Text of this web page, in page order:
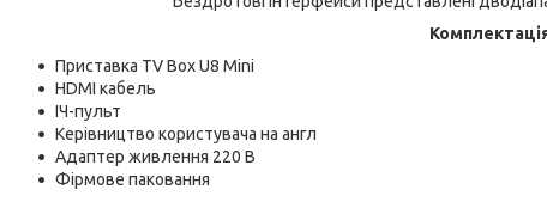
Приставка TV Box U8 Mini
HDMI кабель
ІЧ-пульт
Керівництво користувача на англ
Адаптер живлення 220 В
Фірмове паковання